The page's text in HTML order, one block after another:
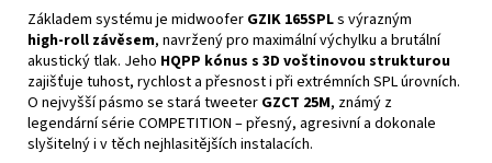
Základem systému je midwoofer GZIK 165SPLs výrazným
high‑roll závěsem, navržený pro maximální výchylku a brutální
akustický tlak. Jeho HQPP kónus s 3D voštinovou strukturou
zajišťuje tuhost, rychlost a přesnost i při extrémních SPL úrovních.
O nejvyšší pásmo se stará tweeter GZCT 25M, známý z
legendární série COMPETITION – přesný, agresivní a dokonale
slyšitelný i v těch nejhlasitějších instalacích.